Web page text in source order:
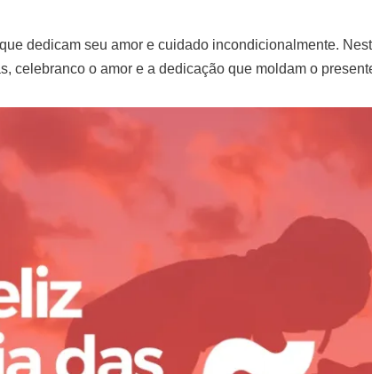
dedicam seu amor e cuidado incondicionalmente.
celebranco o amor e a dedicação que moldam o